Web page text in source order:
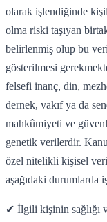
olarak işlendiğinde
olma riski taşıyan
belirlenmiş olup bu
gösterilmesi
felsefi inanç, din,
dernek, vakıf ya da
mahkûmiyeti ve
genetik verilerdir.
özel nitelikli kişisel
aşağıdaki durumlarda
✔ İlgili kişinin sağlığı